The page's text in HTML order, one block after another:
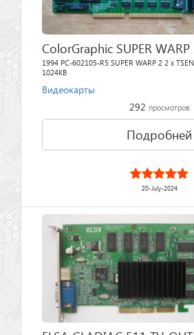
ColorGraphic SUPER WARP
1994 PC-602105-R5 SUPER WARP 2 2 x
1024KB
Видеокарты
292 просмотров
Подробней
20-July-2024